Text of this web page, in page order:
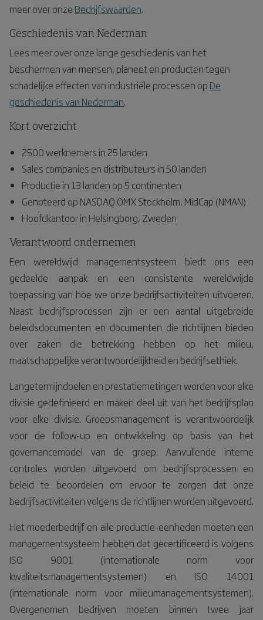
meer over onze Bedrijfswaarden.
Geschiedenis van Nederman
Lees meerover onze lange geschiedenis van het
beschermen van mensen, planeet en producten tegen
schadelijke effecten van industriële processen op De
geschiedenis van Nederman.
Kort overzicht
2500 werknemers in 25 landen
Sales companies en distributeurs in 50 landen
Productie in 13 landen op 5 continenten
Genoteerd op NASDAQ OMX Stockholm, MidCap (NMAN)
Hoofdkantoor in Helsingborg, Zweden
Verantwoord ondernemen
Een wereldwijd managementsysteem biedt ons een
gedeelde aanpak en een consistente wereldwijde
toepassing van hoe we onze bedrijfsactiviteiten uitvoeren.
Naast bedrijfsprocessen zijn er een aantal uitgebreide
beleidsdocumenten en documenten die richtlijnen bieden
over zaken die betrekking hebben op het milieu,
maatschappelijke verantwoordelijkheid en bedrijfsethiek.
Langetermijndoelen en prestatiemetingen worden voor elke
divisie gedefinieerd en maken deel uit van het bedrijfsplan
voor elke divisie. Groepsmanagement is verantwoordelijk
voor de follow-up en ontwikkeling op basis van het
governancemodel van de groep. Aanvullende interne
controles worden uitgevoerd om bedrijfsprocessen en
beleid te beoordelen om ervoor te zorgen dat onze
bedrijfsactiviteiten volgens de richtlijnen worden uitgevoerd.
Het moederbedrijf en alle productie-eenheden moeten een
managementsysteem hebben dat gecertificeerd is volgens
ISO 9001 (internationale norm voor
kwaliteitsmanagementsystemen) en ISO 14001
(internationale norm voor milieumanagementsystemen).
Overgenomen bedrijven moeten binnen twee jaar